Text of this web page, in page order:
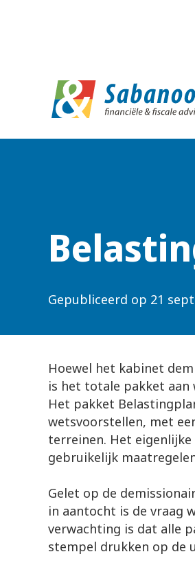
Gepubliceerd op 21
Hoewel het kabinet
is het totale pakket
Het pakket
wetsvoorstellen, met
terreinen. Het
gebruikelijk
Gelet op de
in aantocht is de vraag
verwachting is dat alle
stempel drukken op de